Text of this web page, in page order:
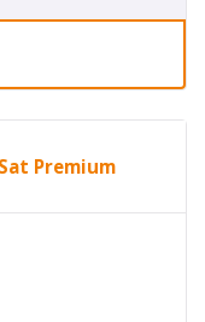
Premium